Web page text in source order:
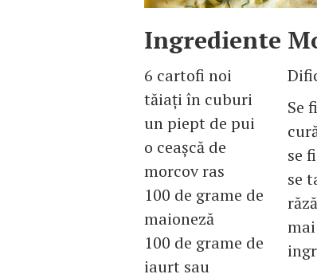
Ingrediente
6 cartofi noi
tăiaţi în cuburi
un piept de pui
o ceaşcă de
morcov ras
100 de grame de
maioneză
100 de grame de
iaurt sau
Se
se
se